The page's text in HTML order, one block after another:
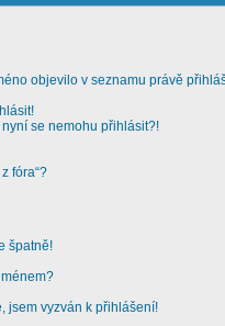
objevilo v seznamu právě
se nemohu přihlásit?!
fóra“?
špatně!
jsem vyzván k přihlášení!